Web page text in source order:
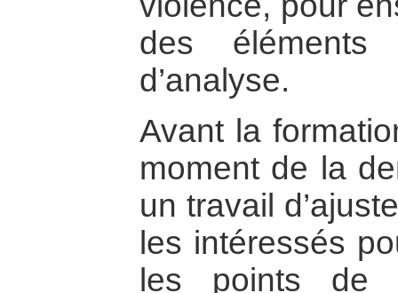
des
d’analyse.
Avant la
moment de la
un travail
les intéressés
les points de